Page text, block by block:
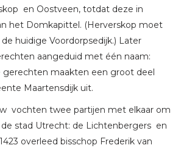
en Oostveen, totdat deze in
het Domkapittel. (Herverskop moet
huidige Voordorpsedijk.) Later
aangeduid met één naam:
gerechten maakten een groot deel
Maartensdijk uit.
vochten twee partijen met elkaar om
stad Utrecht: de Lichtenbergers en
overleed bisschop Frederik van